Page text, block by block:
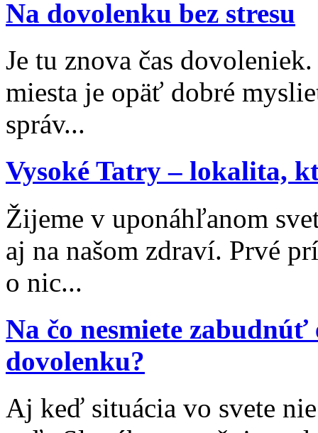
Na dovolenku bez stresu
Je tu znova čas
miesta je opäť dobré
správ...
Vysoké Tatry – lokalita,
Žijeme v uponáhľanom
aj na našom zdraví. Prvé
o nic...
Na čo nesmiete zabudnúť
dovolenku?
Aj keď situácia vo svete